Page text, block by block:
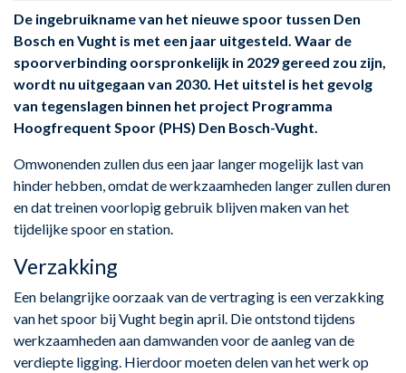
De ingebruikname van het nieuwe spoor tussen Den
Bosch en Vught is met een jaar uitgesteld. Waar de
spoorverbinding oorspronkelijk in 2029 gereed zou zijn,
wordt nu uitgegaan van 2030. Het uitstel is het gevolg
van tegenslagen binnen het project Programma
Hoogfrequent Spoor (PHS) Den Bosch-Vught.
Omwonenden zullen dus een jaar langer mogelijk last van
hinder hebben, omdat de werkzaamheden langer zullen duren
en dat treinen voorlopig gebruik blijven maken van het
tijdelijke spoor en station.
Verzakking
Een belangrijke oorzaak van de vertraging is een verzakking
van het spoor bij Vught begin april. Die ontstond tijdens
werkzaamheden aan damwanden voor de aanleg van de
verdiepte ligging. Hierdoor moeten delen van het werk op